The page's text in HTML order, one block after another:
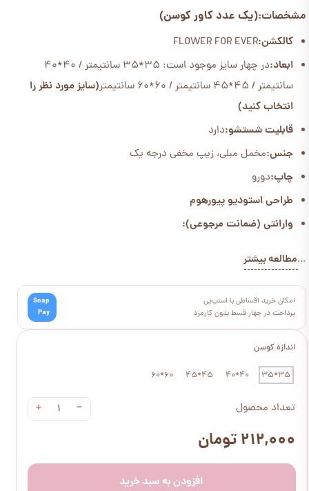
اندازه کوسن
35*35
40*40
45*45
60*60
تعداد محصول −
+
۲۱۲,۰۰۰ تومان
افزودن به سبد خرید
مشخصات:(یک عدد کاور کوسن)
کالکشن:FLOWER FOR EVER
ابعاد:
در چهار سایز موجود است: 35*35 سانتیمتر / 40*40
سانتیمتر / 45*45 سانتیمتر / 60*60 سانتیمتر
(سایز مورد نظر را
انتخاب کنید)
قابلیت شستشو:دارد
جنس:مخمل مبلی، زیپ مخفی درجه یک
چاپ:دورو
طراحی استودیو پیورهوم
وارانتی (ضمانت مرجوعی):
...مطالعه بیشتر
امکان خرید اقساطی با اسنپ‌پی
پرداخت در چهار قسط بدون کارمزد
Snap
Pay